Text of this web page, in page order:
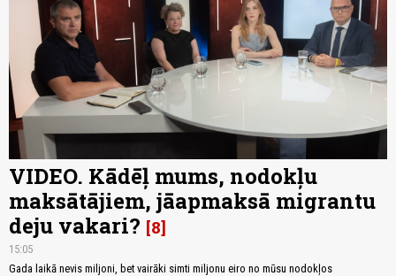
VIDEO. Kādēļ mums, nodokļu
maksātājiem, jāapmaksā migrantu
deju vakari? 8
15:05
Gada laikā nevis miljoni, bet vairāki simti miljonu eiro no mūsu nodokļos